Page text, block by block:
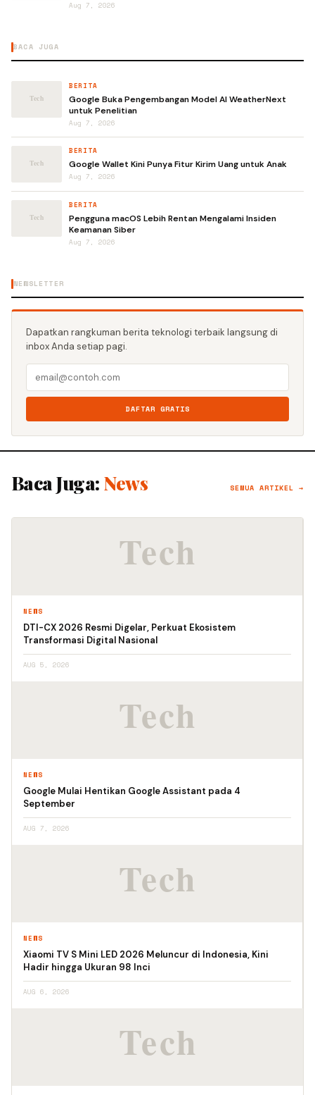
Aug 7, 2026
BACA JUGA
BERITA
Google Buka Pengembangan Model AI WeatherNext
untuk Penelitian
Aug 7, 2026
BERITA
Google Wallet Kini Punya Fitur Kirim Uang untuk Anak
Aug 7, 2026
BERITA
Pengguna macOS Lebih Rentan Mengalami Insiden
Keamanan Siber
Aug 7, 2026
NEWSLETTER
Dapatkan rangkuman berita teknologi terbaik langsung di
inbox Anda setiap pagi.
DAFTAR GRATIS
Baca Juga: News SEMUA ARTIKEL →
NEWS
DTI-CX 2026 Resmi Digelar, Perkuat Ekosistem
Transformasi Digital Nasional
AUG 5, 2026
NEWS
Google Mulai Hentikan Google Assistant pada 4
September
AUG 7, 2026
NEWS
Xiaomi TV S Mini LED 2026 Meluncur di Indonesia, Kini
Hadir hingga Ukuran 98 Inci
AUG 6, 2026